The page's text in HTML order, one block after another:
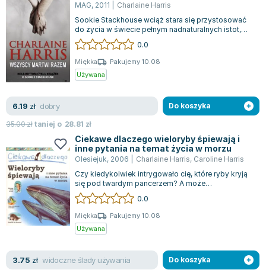
MAG, 2011
Charlaine Harris
Sookie Stackhouse wciąż stara się przystosować
do życia w świecie pełnym nadnaturalnych istot,
takich jak wampiry, wilkołaki czy w...
0.0
Miękka
Pakujemy 10.08
Używana
6.19 zł dobry
35.00złtaniej o 28.81 zł
Do koszyka
Ciekawe dlaczego wieloryby śpiewają i
inne pytania na temat życia w morzu
Olesiejuk, 2006 Charlaine Harris, Caroline Harris
Czy kiedykolwiek intrygowało cię, które ryby kryją
się pod twardym pancerzem? A może
zastanawiałeś się, dlaczego kraby chodzą na b...
0.0
Miękka
Pakujemy 10.08
Używana
3.75 zł widoczne ślady używania Do koszyka